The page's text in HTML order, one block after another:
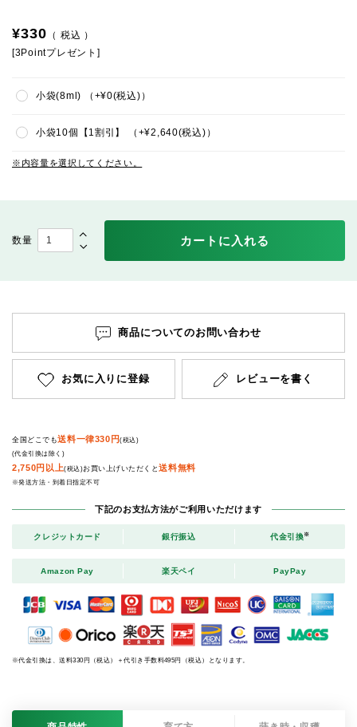
¥330
税込
[3Pointプレゼント]
内容量を選択してください。
小袋(8ml) +¥0 税込
小袋10個【1割引】 +¥2,640 税込
カートに入れる
商品についてのお問い合わせ
お気に入りに登録 レビューを書く
全国どこでも送料一律330円(税込)
(代金引換は除く)
2,750円以上(税込)お買い上げいただくと送料無料
※発送方法・到着日指定不可
下記のお支払方法がご利用いただけます
クレジットカード 銀行振込 代金引換※
Amazon Pay 楽天ペイ PayPay
※代金引換は、送料330円（税込）＋代引き手数料495円（税込）となります。